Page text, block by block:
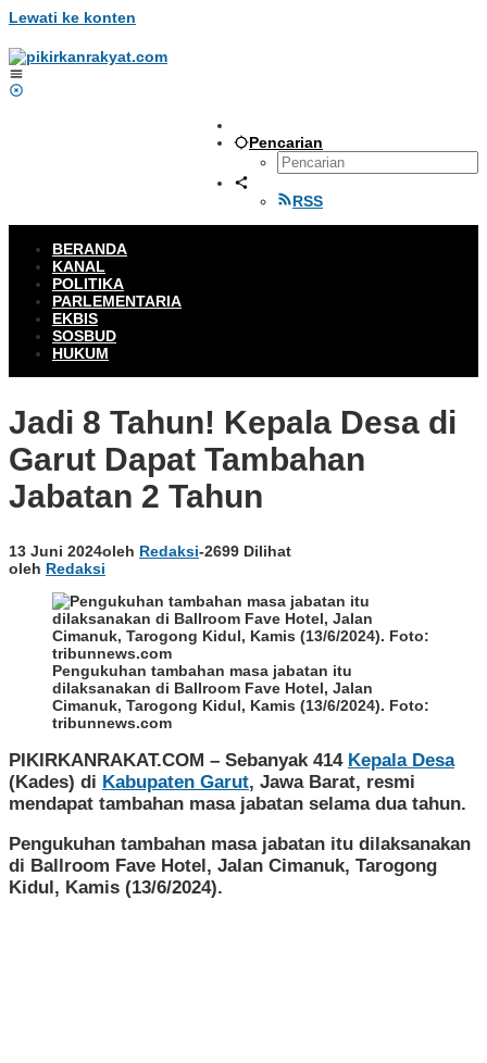
Lewati ke konten
Pencarian
RSS
BERANDA
KANAL
POLITIKA
PARLEMENTARIA
EKBIS
SOSBUD
HUKUM
Jadi 8 Tahun! Kepala Desa di
Garut Dapat Tambahan
Jabatan 2 Tahun
13 Juni 2024oleh Redaksi-2699 Dilihat
oleh Redaksi
Pengukuhan tambahan masa jabatan itu
dilaksanakan di Ballroom Fave Hotel, Jalan
Cimanuk, Tarogong Kidul, Kamis (13/6/2024). Foto:
tribunnews.com
PIKIRKANRAKAT.COM – Sebanyak 414 Kepala Desa
(Kades) di Kabupaten Garut, Jawa Barat, resmi
mendapat tambahan masa jabatan selama dua tahun.
Pengukuhan tambahan masa jabatan itu dilaksanakan
di Ballroom Fave Hotel, Jalan Cimanuk, Tarogong
Kidul, Kamis (13/6/2024).